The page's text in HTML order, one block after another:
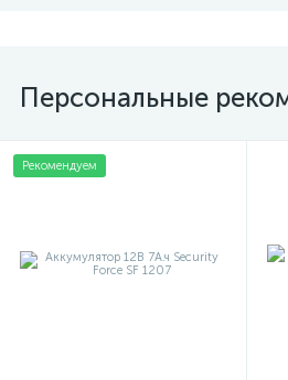
Персональные
Рекомендуем